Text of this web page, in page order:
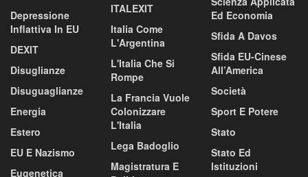
Depressione
Inflattiva In EU
DEXIT
Disuglianze
Disuguaglianze
Energia
Estero
EU E Nazismo
Eugenetica
ITALEXIT
Italia Come
L'Argentina
L'Italia Che Si
Rompe
La Francia Vuole
Colonizzare
L'Italia
Lega Badoglio
Magistratura E
Ed Economia
Sfida A Davos
Sfida EU-Cinese
All’America
Società
Sport E Potere
Stato
Stato Ed
Istituzioni